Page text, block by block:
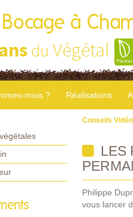
Bocage à
du Végétal
nous ? Réalisations
Conseils Vidéo
LES
Philippe
vous lancer